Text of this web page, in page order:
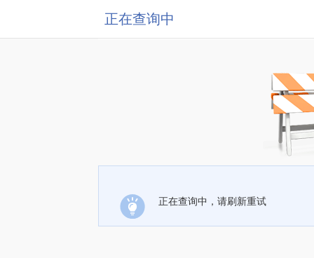
正在查询中
正在查询中，请刷新重试